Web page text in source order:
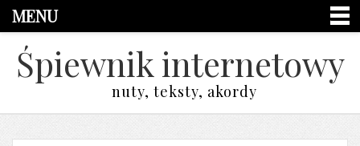
MENU
Śpiewnik internetowy
nuty, teksty, akordy